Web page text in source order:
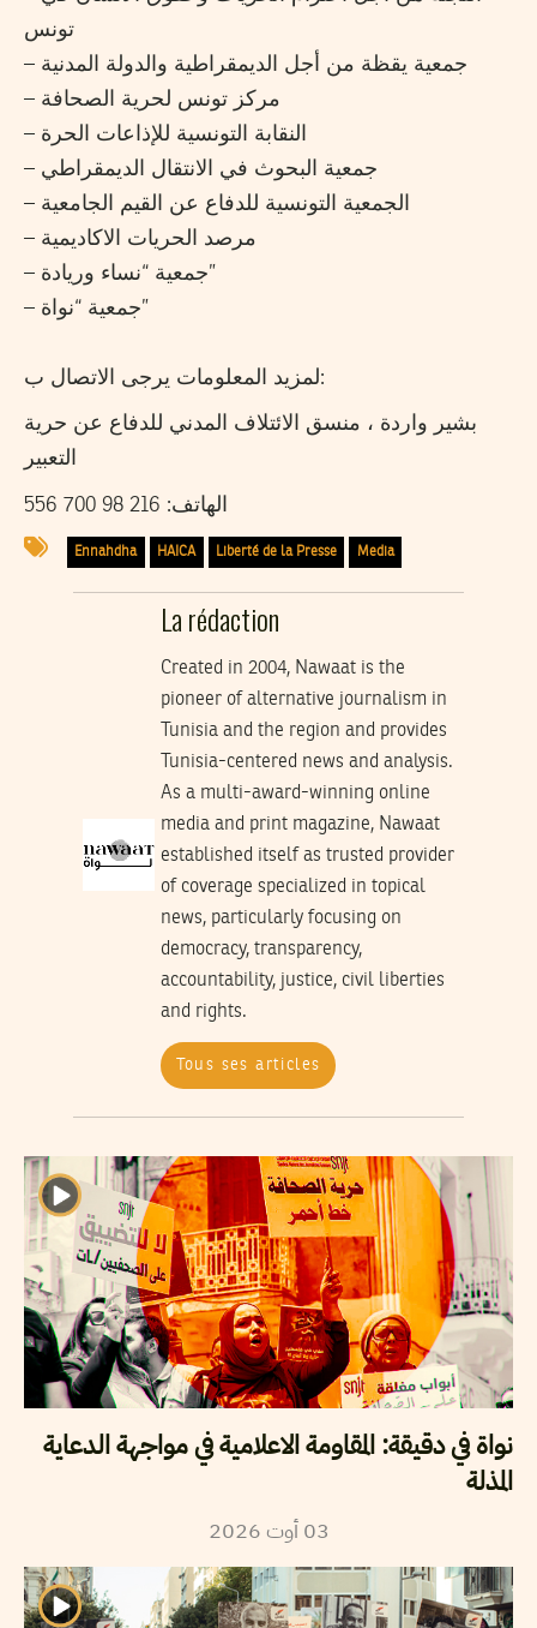
تونس
– جمعية يقظة من أجل الديمقراطية والدولة المدنية
– مركز تونس لحرية الصحافة
– النقابة التونسية للإذاعات الحرة
– جمعية البحوث في الانتقال الديمقراطي
– الجمعية التونسية للدفاع عن القيم الجامعية
– مرصد الحريات الاكاديمية
– جمعية “نساء وريادة”
– جمعية “نواة”
لمزيد المعلومات يرجى الاتصال ب:
بشير واردة ، منسق الائتلاف المدني للدفاع عن حرية
التعبير
الهاتف: 216 98 700 556
Ennahdha HAICA Liberté de la Presse Media
La rédaction
Created in 2004, Nawaat is the
pioneer of alternative journalism in
Tunisia and the region and provides
Tunisia-centered news and analysis.
As a multi-award-winning online
media and print magazine, Nawaat
established itself as trusted provider
of coverage specialized in topical
news, particularly focusing on
democracy, transparency,
accountability, justice, civil liberties
and rights.
Tous ses articles
نواة في دقيقة: المقاومة الاعلامية في مواجهة الدعاية
المذلة
03 أوت2026